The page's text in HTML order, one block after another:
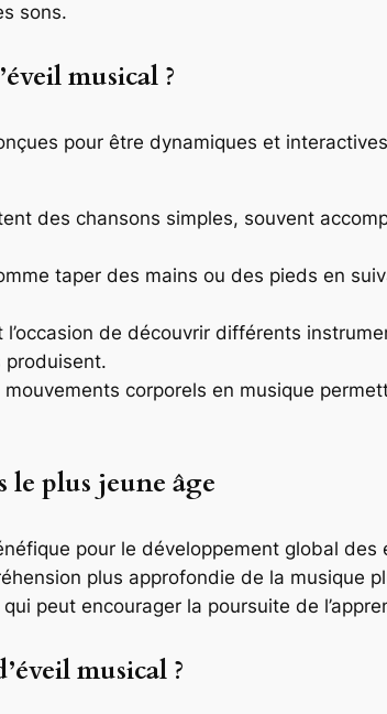
sons.
musical ?
pour être dynamiques et
des chansons simples, souvent
taper des mains ou des pieds en
l’occasion de découvrir différents
produisent.
corporels en musique
le plus jeune âge
pour le développement global des
plus approfondie de la musique
peut encourager la poursuite de
musical ?